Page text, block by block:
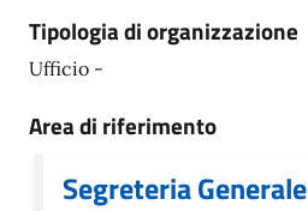
Tipologia di organizzazione
Ufficio -
Area di riferimento
Segreteria Generale